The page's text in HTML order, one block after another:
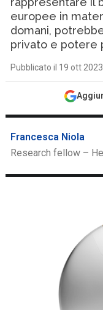
europee in
domani,
privato e potere
Pubblicato il 19 ott 2023
Francesca Niola
Research fellow –